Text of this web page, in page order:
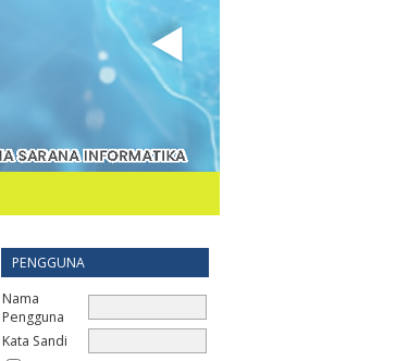
PENGGUNA
Nama
Pengguna
Kata Sandi